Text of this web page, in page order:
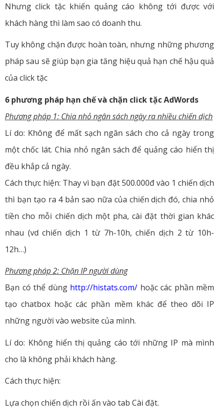
Nhưng click tặc khiến quảng cáo không tới được với
khách hàng thì làm sao có doanh thu.
Tuy không chặn được hoàn toàn, nhưng những phương
pháp sau sẽ giúp bạn gia tăng hiệu quả hạn chế hậu quả
của click tặc
6 phương pháp hạn chế và chặn click tặc AdWords
Phương pháp 1: Chia nhỏ ngân sách ngày ra nhiều chiến dịch
Lí do: Không để mất sạch ngân sách cho cả ngày trong
một chốc lát. Chia nhỏ ngân sách để quảng cáo hiển thị
đều khắp cả ngày.
Cách thực hiện: Thay vì bạn đặt 500.000đ vào 1 chiến dịch
thì bạn tạo ra 4 bản sao nữa của chiến dịch đó, chia nhỏ
tiền cho mỗi chiến dịch một pha, cài đặt thời gian khác
nhau (vd chiến dịch 1 từ 7h-10h, chiến dịch 2 từ 10h-
12h…)
Phương pháp 2: Chặn IP người dùng
Bạn có thể dùng http://histats.com/ hoặc các phần mềm
tạo chatbox hoặc các phần mềm khác để theo dõi IP
những người vào website của mình.
Lí do: Không hiển thị quảng cáo tới những IP mà mình
cho là không phải khách hàng.
Cách thực hiện:
Lựa chọn chiến dịch rồi ấn vào tab Cài đặt.